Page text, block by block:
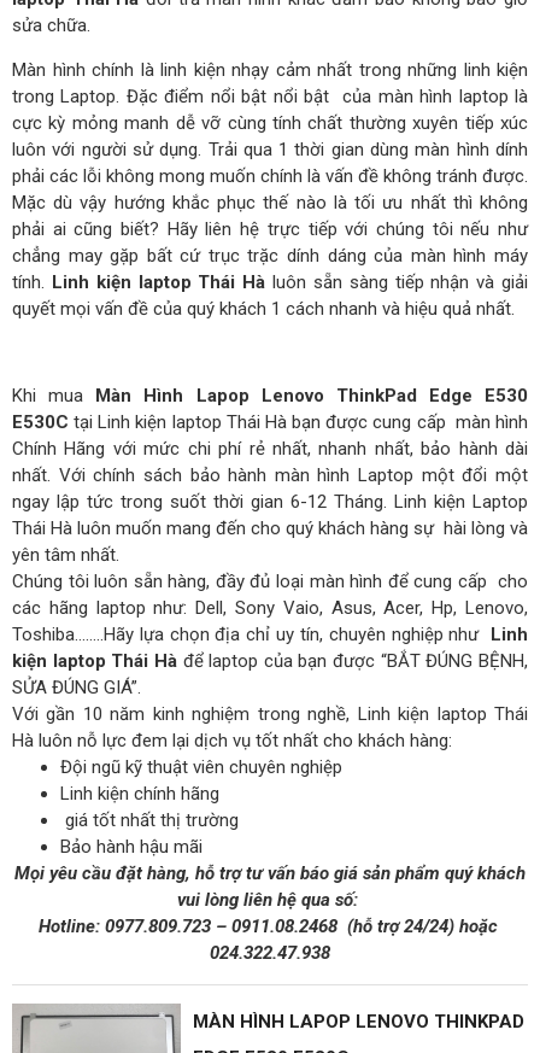
sửa chữa.
Màn hình chính là linh kiện nhạy cảm nhất trong những linh kiện
trong Laptop. Đặc điểm nổi bật nổi bật của màn hình laptop là
cực kỳ mỏng manh dễ vỡ cùng tính chất thường xuyên tiếp xúc
luôn với người sử dụng. Trải qua 1 thời gian dùng màn hình dính
phải các lỗi không mong muốn chính là vấn đề không tránh được.
Mặc dù vậy hướng khắc phục thế nào là tối ưu nhất thì không
phải ai cũng biết? Hãy liên hệ trực tiếp với chúng tôi nếu như
chẳng may gặp bất cứ trục trặc dính dáng của màn hình máy
tính. Linh kiện laptop Thái Hà luôn sẵn sàng tiếp nhận và giải
quyết mọi vấn đề của quý khách 1 cách nhanh và hiệu quả nhất.
Khi mua
Màn Hình Lapop Lenovo ThinkPad Edge E530
E530C tại Linh kiện laptop Thái Hà bạn được cung cấp màn hình
Chính Hãng với mức chi phí rẻ nhất, nhanh nhất, bảo hành dài
nhất. Với chính sách bảo hành màn hình Laptop một đổi một
ngay lập tức trong suốt thời gian 6-12 Tháng. Linh kiện Laptop
Thái Hà luôn muốn mang đến cho quý khách hàng sự hài lòng và
yên tâm nhất.
Chúng tôi luôn sẵn hàng, đầy đủ loại màn hình để cung cấp cho
các hãng laptop như: Dell, Sony Vaio, Asus, Acer, Hp, Lenovo,
Toshiba……..Hãy lựa chọn địa chỉ uy tín, chuyên nghiệp như
Linh
kiện laptop Thái Hàđể laptop của bạn được “BẮT ĐÚNG BỆNH,
SỬA ĐÚNG GIÁ”.
Với gần 10 năm kinh nghiệm trong nghề, Linh kiện laptop Thái
Hà luôn nỗ lực đem lại dịch vụ tốt nhất cho khách hàng:
Đội ngũ kỹ thuật viên chuyên nghiệp
Linh kiện chính hãng
giá tốt nhất thị trường
Bảo hành hậu mãi
Mọi yêu cầu đặt hàng, hỗ trợ tư vấn báo giá sản phẩm quý khách
vui lòng liên hệ qua số:
Hotline: 0977.809.723– 0911.08.2468 (hỗ trợ 24/24)hoặc
024.322.47.938
MÀN HÌNH LAPOP LENOVO THINKPAD